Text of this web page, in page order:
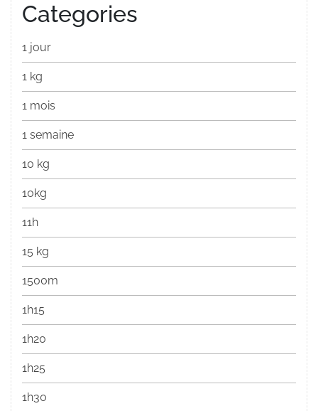
Categories
1 jour
1 kg
1 mois
1 semaine
10 kg
10kg
11h
15 kg
1500m
1h15
1h20
1h25
1h30